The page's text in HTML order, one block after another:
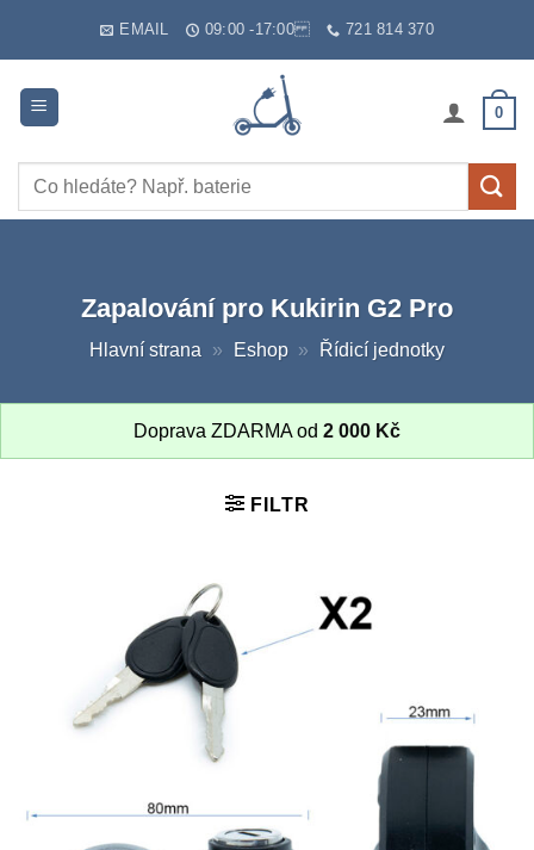
EMAIL 09:00 -17:00 721 814 370
0
Hledat:
Zapalování pro Kukirin G2 Pro
Hlavní strana » Eshop » Řídicí jednotky
Doprava ZDARMA od 2 000 Kč
FILTR